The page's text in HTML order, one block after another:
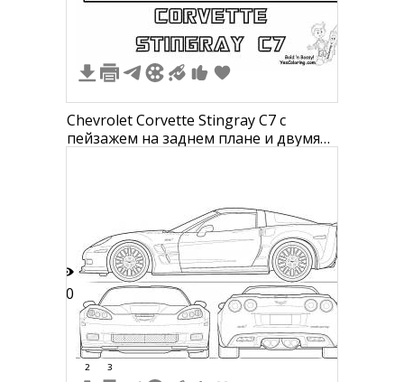
Chevrolet Corvette Stingray C7 с
пейзажем на заднем плане и двумя
20
2 3